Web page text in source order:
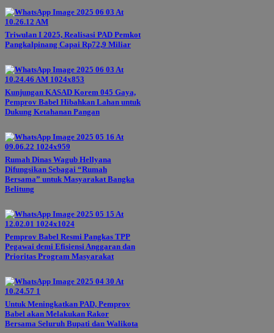
Triwulan I 2025, Realisasi PAD Pemkot
Pangkalpinang Capai Rp72,9 Miliar
Kunjungan KASAD Korem 045 Gaya,
Pemprov Babel Hibahkan Lahan untuk
Dukung Ketahanan Pangan
Rumah Dinas Wagub Hellyana
Difungsikan Sebagai “Rumah
Bersama” untuk Masyarakat Bangka
Belitung
Pemprov Babel Resmi Pangkas TPP
Pegawai demi Efisiensi Anggaran dan
Prioritas Program Masyarakat
Untuk Meningkatkan PAD, Pemprov
Babel akan Melakukan Rakor
Bersama Seluruh Bupati dan Walikota